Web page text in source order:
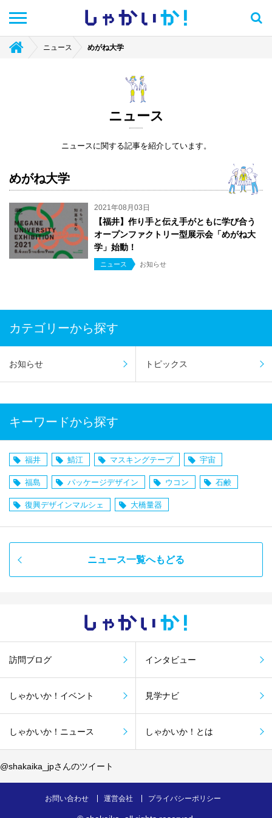
しゃかい か！
ニュース めがね大学
ニュース
ニュースに関する記事を紹介しています。
めがね大学
2021年08月03日
【福井】作り手と伝え手がともに学び合う
オープンファクトリー型展示会「めがね大
学」始動！
ニュース お知らせ
カテゴリーから探す
お知らせ トピックス
キーワードから探す
福井 鯖江 マスキングテープ 宇宙
福島 パッケージデザイン ウコン 石鹸
復興デザインマルシェ 大橋量器
ニュース一覧へもどる
しゃかい か！
訪問ブログ インタビュー
しゃかいか！イベント 見学ナビ
しゃかいか！ニュース しゃかいか！とは
@shakaika_jpさんのツイート
お問い合わせ 運営会社 プライバシーポリシー